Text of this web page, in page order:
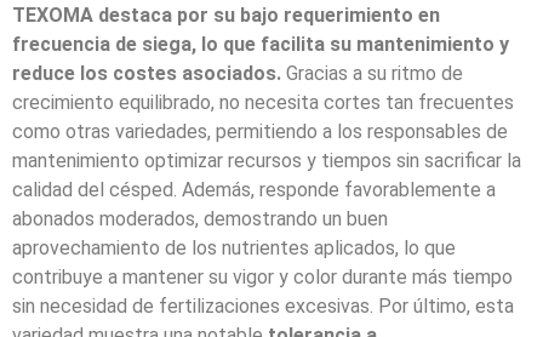
TEXOMA destaca por su bajo requerimiento en
frecuencia de siega, lo que facilita su mantenimiento y
reduce los costes asociados. Gracias a su ritmo de
crecimiento equilibrado, no necesita cortes tan frecuentes
como otras variedades, permitiendo a los responsables de
mantenimiento optimizar recursos y tiempos sin sacrificar la
calidad del césped. Además, responde favorablemente a
abonados moderados, demostrando un buen
aprovechamiento de los nutrientes aplicados, lo que
contribuye a mantener su vigor y color durante más tiempo
sin necesidad de fertilizaciones excesivas. Por último, esta